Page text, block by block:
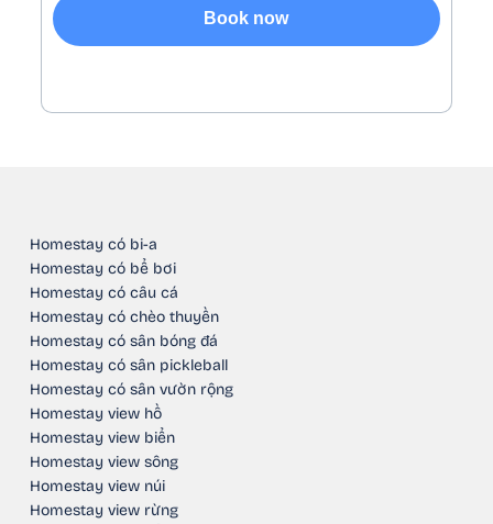
Book now
Homestay có bi-a
Homestay có bể bơi
Homestay có câu cá
Homestay có chèo thuyền
Homestay có sân bóng đá
Homestay có sân pickleball
Homestay có sân vườn rộng
Homestay view hồ
Homestay view biển
Homestay view sông
Homestay view núi
Homestay view rừng